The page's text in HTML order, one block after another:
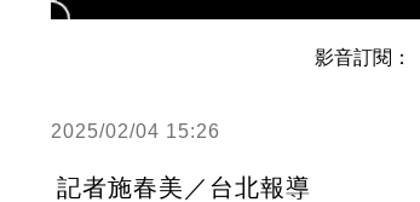
影音訂閱：
2025/02/04 15:26
記者施春美／台北報導